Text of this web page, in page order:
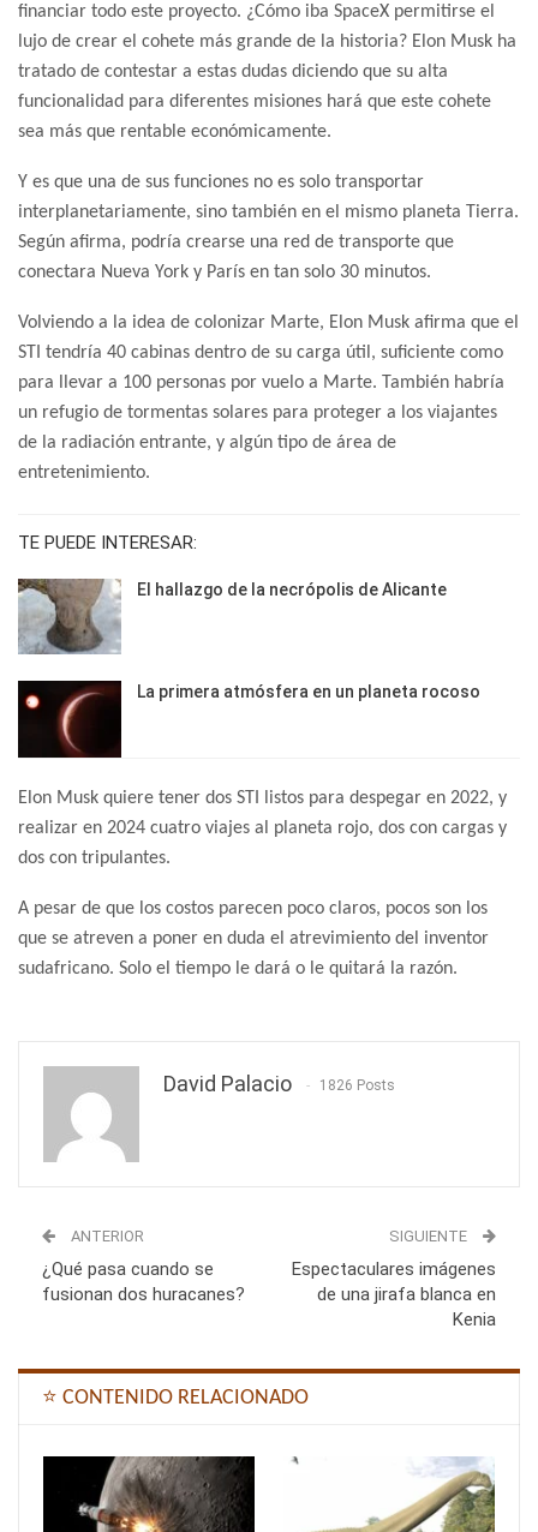
financiar todo este proyecto. ¿Cómo iba SpaceX permitirse el
lujo de crear el cohete más grande de la historia? Elon Musk ha
tratado de contestar a estas dudas diciendo que su alta
funcionalidad para diferentes misiones hará que este cohete
sea más que rentable económicamente.
Y es que una de sus funciones no es solo transportar
interplanetariamente, sino también en el mismo planeta Tierra.
Según afirma, podría crearse una red de transporte que
conectara Nueva York y París en tan solo 30 minutos.
Volviendo a la idea de colonizar Marte, Elon Musk afirma que el
STI tendría 40 cabinas dentro de su carga útil, suficiente como
para llevar a 100 personas por vuelo a Marte. También habría
un refugio de tormentas solares para proteger a los viajantes
de la radiación entrante, y algún tipo de área de
entretenimiento.
TE PUEDE INTERESAR:
El hallazgo de la necrópolis de Alicante
La primera atmósfera en un planeta rocoso
Elon Musk quiere tener dos STI listos para despegar en 2022, y
realizar en 2024 cuatro viajes al planeta rojo, dos con cargas y
dos con tripulantes.
A pesar de que los costos parecen poco claros, pocos son los
que se atreven a poner en duda el atrevimiento del inventor
sudafricano. Solo el tiempo le dará o le quitará la razón.
David Palacio 1826 Posts
ANTERIOR
¿Qué pasa cuando se
fusionan dos huracanes?
SIGUIENTE
Espectaculares imágenes
de una jirafa blanca en
Kenia
⭐ CONTENIDO RELACIONADO